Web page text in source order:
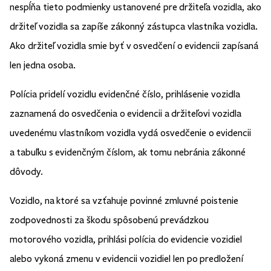
nespĺňa tieto podmienky ustanovené pre držiteľa vozidla, ako
držiteľ vozidla sa zapíše zákonný zástupca vlastníka vozidla.
Ako držiteľ vozidla smie byť v osvedčení o evidencii zapísaná
len jedna osoba.
Polícia pridelí vozidlu evidenčné číslo, prihlásenie vozidla
zaznamená do osvedčenia o evidencii a držiteľovi vozidla
uvedenému vlastníkom vozidla vydá osvedčenie o evidencii
a tabuľku s evidenčným číslom, ak tomu nebránia zákonné
dôvody.
Vozidlo, na ktoré sa vzťahuje povinné zmluvné poistenie
zodpovednosti za škodu spôsobenú prevádzkou
motorového vozidla, prihlási polícia do evidencie vozidiel
alebo vykoná zmenu v evidencii vozidiel len po predložení